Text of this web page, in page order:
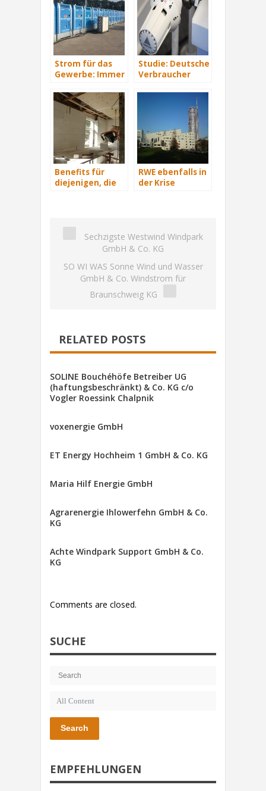
Strom für das
Gewerbe: Immer
versorgt
Studie: Deutsche
Verbraucher
Hunderte Euro
an Heizkosten
Benefits für
diejenigen, die
RWE ebenfalls in
der Krise
Sechzigste Westwind Windpark
GmbH & Co. KG
SO WI WAS Sonne Wind und Wasser
GmbH & Co. Windstrom für
Braunschweig KG
RELATED POSTS
SOLINE Bouchéhöfe Betreiber UG
(haftungsbeschränkt) & Co. KG c/o
Vogler Roessink Chalpnik
voxenergie GmbH
ET Energy Hochheim 1 GmbH & Co. KG
Maria Hilf Energie GmbH
Agrarenergie Ihlowerfehn GmbH & Co.
KG
Achte Windpark Support GmbH & Co.
KG
Comments are closed.
SUCHE
Search
EMPFEHLUNGEN